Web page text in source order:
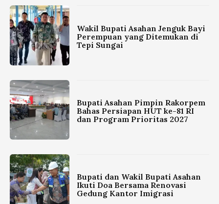
Wakil Bupati Asahan Jenguk Bayi
Perempuan yang Ditemukan di
Tepi Sungai
Bupati Asahan Pimpin Rakorpem
Bahas Persiapan HUT ke-81 RI
dan Program Prioritas 2027
Bupati dan Wakil Bupati Asahan
Ikuti Doa Bersama Renovasi
Gedung Kantor Imigrasi